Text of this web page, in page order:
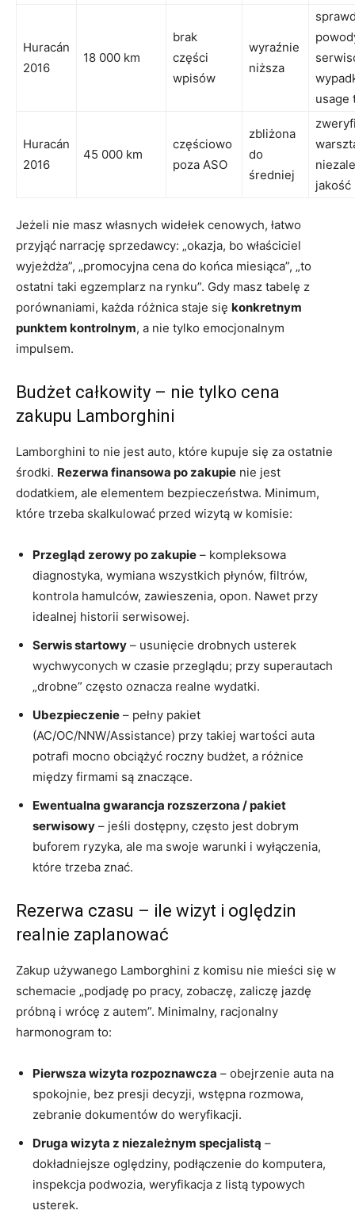
Huracán
2016
18 000 km
brak
części
wpisów
wyraźnie
niższa
usage
Huracán
2016
45 000 km
częściowo
poza ASO
zbliżona
do
średniej
jakość
Jeżeli nie masz własnych widełek cenowych, łatwo
przyjąć narrację sprzedawcy: „okazja, bo właściciel
wyjeżdża”, „promocyjna cena do końca miesiąca”, „to
ostatni taki egzemplarz na rynku”. Gdy masz tabelę z
porównaniami, każda różnica staje się konkretnym
punktem kontrolnym, a nie tylko emocjonalnym
impulsem.
Budżet całkowity – nie tylko cena
zakupu Lamborghini
Lamborghini to nie jest auto, które kupuje się za ostatnie
środki. Rezerwa finansowa po zakupie nie jest
dodatkiem, ale elementem bezpieczeństwa. Minimum,
które trzeba skalkulować przed wizytą w komisie:
Przegląd zerowy po zakupie – kompleksowa
diagnostyka, wymiana wszystkich płynów, filtrów,
kontrola hamulców, zawieszenia, opon. Nawet przy
idealnej historii serwisowej.
Serwis startowy – usunięcie drobnych usterek
wychwyconych w czasie przeglądu; przy superautach
„drobne” często oznacza realne wydatki.
Ubezpieczenie – pełny pakiet
(AC/OC/NNW/Assistance) przy takiej wartości auta
potrafi mocno obciążyć roczny budżet, a różnice
między firmami są znaczące.
Ewentualna gwarancja rozszerzona / pakiet
serwisowy – jeśli dostępny, często jest dobrym
buforem ryzyka, ale ma swoje warunki i wyłączenia,
które trzeba znać.
Rezerwa czasu – ile wizyt i oględzin
realnie zaplanować
Zakup używanego Lamborghini z komisu nie mieści się w
schemacie „podjadę po pracy, zobaczę, zaliczę jazdę
próbną i wrócę z autem”. Minimalny, racjonalny
harmonogram to:
Pierwsza wizyta rozpoznawcza – obejrzenie auta na
spokojnie, bez presji decyzji, wstępna rozmowa,
zebranie dokumentów do weryfikacji.
Druga wizyta z niezależnym specjalistą –
dokładniejsze oględziny, podłączenie do komputera,
inspekcja podwozia, weryfikacja z listą typowych
usterek.